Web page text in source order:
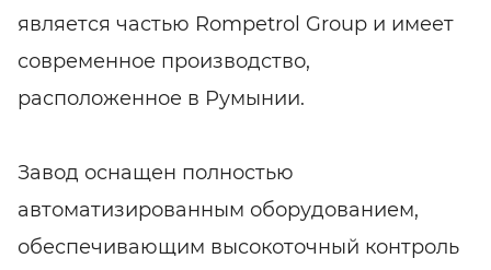
является частью Rompetrol Group и имеет
современное производство,
расположенное в Румынии.
Завод оснащен полностью
автоматизированным оборудованием,
обеспечивающим высокоточный контроль